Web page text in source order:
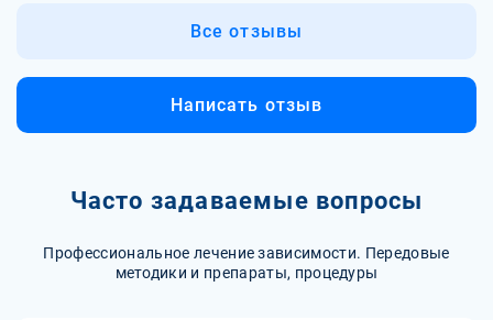
Все отзывы
Написать отзыв
Часто задаваемые вопросы
Профессиональное лечение зависимости. Передовые
методики и препараты, процедуры